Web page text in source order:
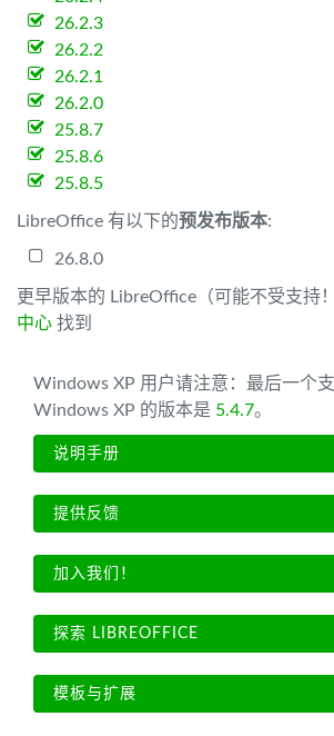
26.2.3
26.2.2
26.2.1
26.2.0
25.8.7
25.8.6
25.8.5
LibreOffice 有以下的预发布版本:
26.8.0
更早版本的 LibreOffice（可能不受支持
中心 找到
Windows XP 用户请注意：最后一个
Windows XP 的版本是 5.4.7。
说明手册
提供反馈
加入我们！
探索 LIBREOFFICE
模板与扩展